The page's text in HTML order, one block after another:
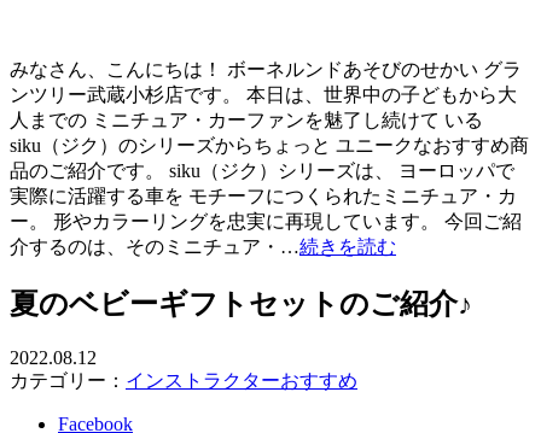
みなさん、こんにちは！ ボーネルンドあそびのせかい グラ
ンツリー武蔵小杉店です。 本日は、世界中の子どもから大
人までの ミニチュア・カーファンを魅了し続けて いる
siku（ジク）のシリーズからちょっと ユニークなおすすめ商
品のご紹介です。 siku（ジク）シリーズは、 ヨーロッパで
実際に活躍する車を モチーフにつくられたミニチュア・カ
ー。 形やカラーリングを忠実に再現しています。 今回ご紹
介するのは、そのミニチュア・…続きを読む
夏のベビーギフトセットのご紹介♪
2022.08.12
カテゴリー： インストラクターおすすめ
Facebook